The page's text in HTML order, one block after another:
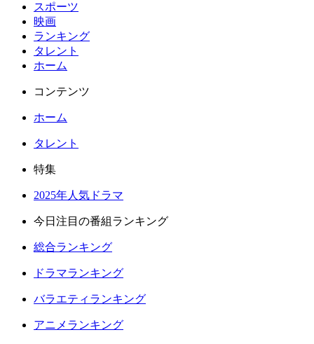
スポーツ
映画
ランキング
タレント
ホーム
コンテンツ
ホーム
タレント
特集
2025年人気ドラマ
今日注目の番組ランキング
総合ランキング
ドラマランキング
バラエティランキング
アニメランキング